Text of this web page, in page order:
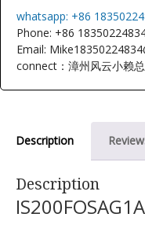
whatsapp: +86
Phone: +86
Email:
connect：漳州风云小赖
Description
Description